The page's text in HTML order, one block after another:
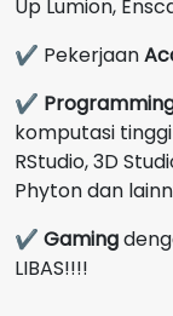
Up Lumion,
✔ Pekerjaan
✔
komputasi
RStudio, 3D
Phyton dan
✔ Gaming
LIBAS!!!!